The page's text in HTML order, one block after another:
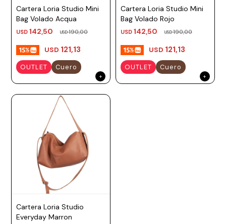
Cartera Loria Studio Mini
Bag Volado Acqua
USD 142,50 USD190,00
USD 121,13
OUTLET Cuero
Cartera Loria Studio Mini
Bag Volado Rojo
USD 142,50 USD190,00
USD 121,13
OUTLET Cuero
Cartera Loria Studio
Everyday Marron
Prune
Mistral
Camelbak
Lamy
Kaweco